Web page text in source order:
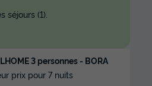
3 personnes - BORA
prix pour 7 nuits
(1).